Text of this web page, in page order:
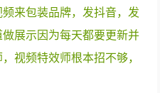
来包装品牌，发抖音，发
展示因为每天都要更新并
视频特效师根本招不够，